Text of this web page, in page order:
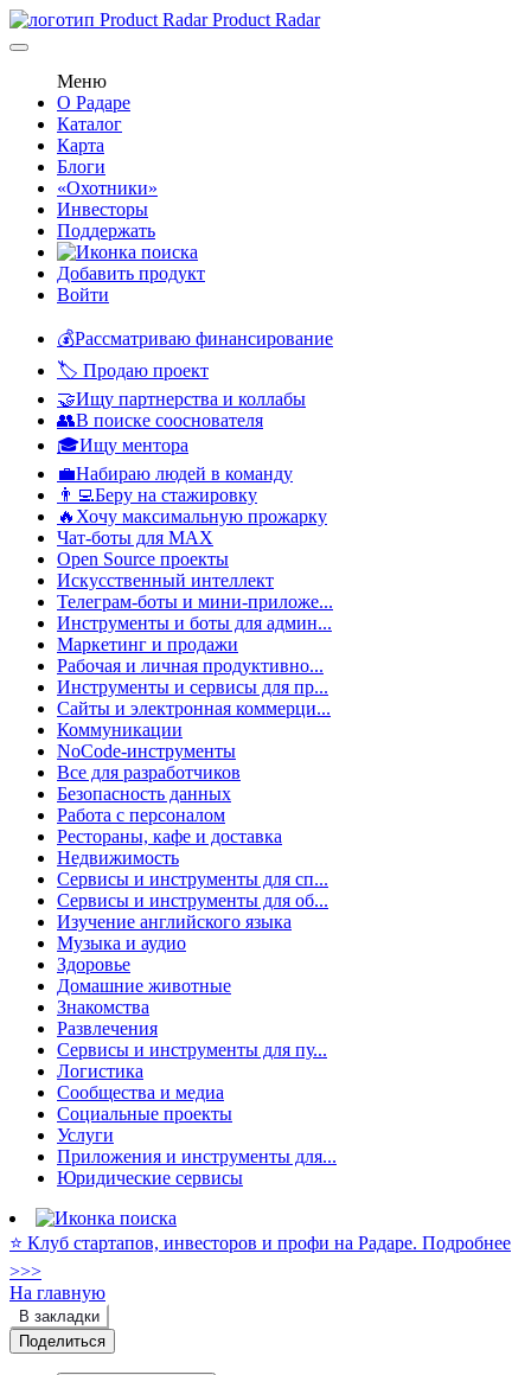
Product Radar
Меню
О Радаре
Каталог
Карта
Блоги
«Охотники»
Инвесторы
Поддержать
Добавить продукт
Войти
💰Рассматриваю финансирование
🏷️ Продаю проект
🤝Ищу партнерства и коллабы
👥В поиске сооснователя
🎓Ищу ментора
💼Набираю людей в команду
👨‍💻Беру на стажировку
🔥Хочу максимальную прожарку
Чат-боты для MAX
Open Source проекты
Искусственный интеллект
Телеграм-боты и мини-приложе...
Инструменты и боты для админ...
Маркетинг и продажи
Рабочая и личная продуктивно...
Инструменты и сервисы для пр...
Сайты и электронная коммерци...
Коммуникации
NoCode-инструменты
Все для разработчиков
Безопасность данных
Работа с персоналом
Рестораны, кафе и доставка
Недвижимость
Сервисы и инструменты для сп...
Сервисы и инструменты для об...
Изучение английского языка
Музыка и аудио
Здоровье
Домашние животные
Знакомства
Развлечения
Сервисы и инструменты для пу...
Логистика
Сообщества и медиа
Социальные проекты
Услуги
Приложения и инструменты для...
Юридические сервисы
⭐️ Клуб стартапов, инвесторов и профи на Радаре. Подробнее
>>>
На главную
В закладки
Поделиться